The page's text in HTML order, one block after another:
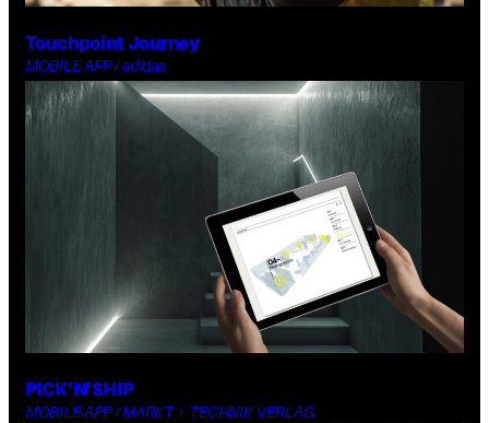
Touchpoint Journey
MOBILE-APP / adidas
PICK’N’SHIP
MOBILE-APP / MARKT + TECHNIK VERLAG